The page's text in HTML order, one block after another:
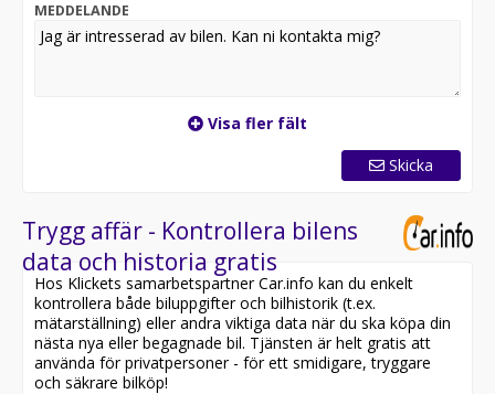
MEDDELANDE
Visa fler fält
Skicka
Trygg affär - Kontrollera bilens
data och historia gratis
Hos Klickets samarbetspartner Car.info kan du enkelt
kontrollera både biluppgifter och bilhistorik (t.ex.
mätarställning) eller andra viktiga data när du ska köpa din
nästa nya eller begagnade bil. Tjänsten är helt gratis att
använda för privatpersoner - för ett smidigare, tryggare
och säkrare bilköp!